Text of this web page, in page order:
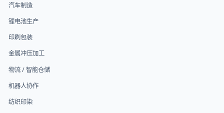
汽车制造
锂电池生产
印刷包装
金属冲压加工
物流 / 智能仓储
机器人协作
纺织印染